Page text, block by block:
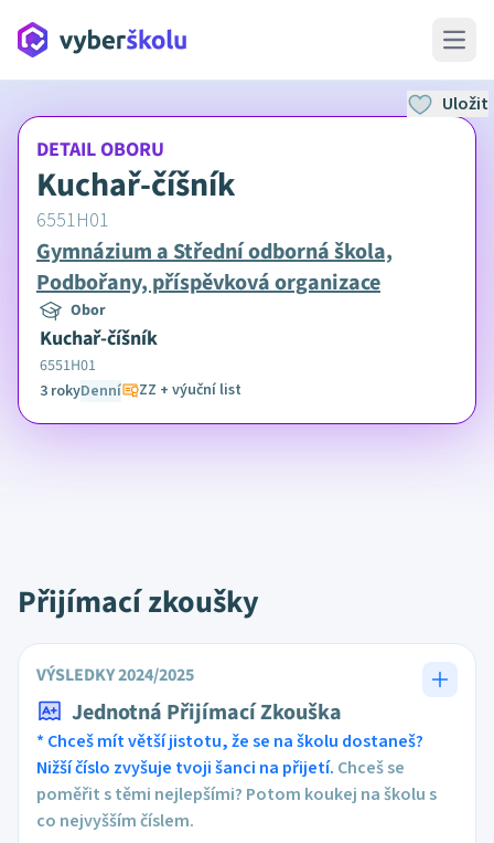
Open
DETAIL OBORU
Kuchař-číšník
6551H01
Gymnázium a Střední odborná škola,
Podbořany, příspěvková organizace
Obor
Kuchař-číšník
6551H01
3 rokyDenní ZZ + výuční list
Uložit
Přijímací zkoušky
VÝSLEDKY 2024/2025
Jednotná Přijímací Zkouška
* Chceš mít větší jistotu, že se na školu dostaneš?
Nižší číslo zvyšuje tvoji šanci na přijetí. Chceš se
poměřit s těmi nejlepšími? Potom koukej na školu s
co nejvyšším číslem.